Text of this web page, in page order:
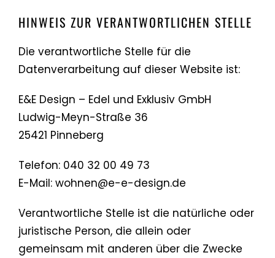
HINWEIS ZUR VERANTWORTLICHEN STELLE
Die verantwortliche Stelle für die
Datenverarbeitung auf dieser Website ist:
E&E Design – Edel und Exklusiv GmbH
Ludwig-Meyn-Straße 36
25421 Pinneberg
Telefon: 040 32 00 49 73
E-Mail: wohnen@e-e-design.de
Verantwortliche Stelle ist die natürliche oder
juristische Person, die allein oder
gemeinsam mit anderen über die Zwecke